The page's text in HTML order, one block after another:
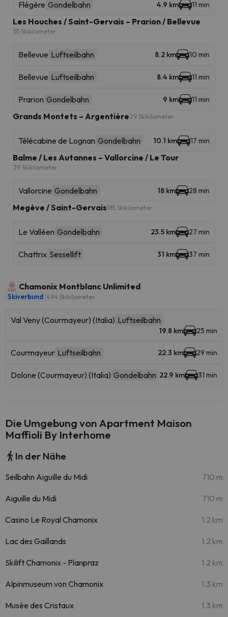
Flégère Gondelbahn 4.9 km 11 min
Les Houches / Saint-Gervais – Prarion / Bellevue
55 Skikilometer
Bellevue Luftseilbahn 8.2 km 10 min
Bellevue Luftseilbahn 8.4 km 11 min
Prarion Gondelbahn 9 km 11 min
Grands Montets – Argentière 29 Skikilometer
Télécabine de Lognan Gondelbahn 10.1 km 17 min
Balme / Les Autannes – Vallorcine / Le Tour
29 Skikilometer
Vallorcine Gondelbahn 18 km 28 min
Megève / Saint-Gervais185 Skikilometer
Le Valléen Gondelbahn 23.5 km 27 min
Chattrix Sessellift 31 km 37 min
Chamonix Montblanc Unlimited
Skiverbund 494 Skikilometer
Val Veny (Courmayeur) (Italia) Luftseilbahn
19.8 km 25 min
Courmayeur Luftseilbahn 22.3 km 29 min
Dolone (Courmayeur) (Italia) Gondelbahn 22.9 km 31 min
Die Umgebung von Apartment Maison
Maffioli By Interhome
In der Nähe
Seilbahn Aiguille du Midi 710 m
Aiguille du Midi 710 m
Casino Le Royal Chamonix 1.2 km
Lac des Gaillands 1.2 km
Skilift Chamonix - Planpraz 1.2 km
Alpinmuseum von Chamonix 1.3 km
Musée des Cristaux 1.3 km